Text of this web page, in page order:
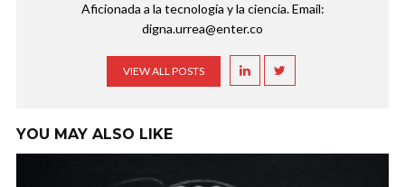
Aficionada a la tecnología y la ciencia. Email:
digna.urrea@enter.co
VIEW ALL POSTS
YOU MAY ALSO LIKE